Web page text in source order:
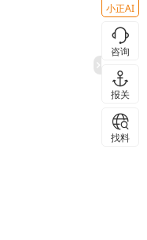
小正AI
咨询
报关
找料